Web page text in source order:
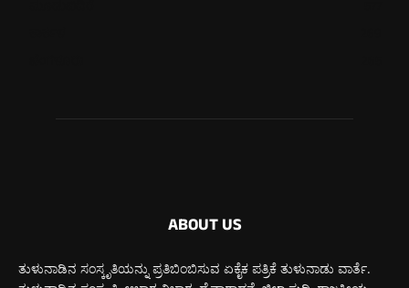
ABOUT US
ತುಳುನಾಡಿನ ಸಂಸ್ಕೃತಿಯನ್ನು ಪ್ರತಿಬಿಂಬಿಸುವ ಏಕೈಕ ಪತ್ರಿಕೆ ತುಳುನಾಡು ವಾರ್ತೆ.